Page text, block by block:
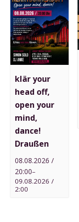
klär your
head off,
open your
mind,
dance!
Draußen
08.08.2026 /
20:00–
09.08.2026 /
2:00